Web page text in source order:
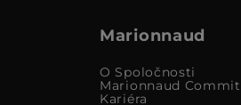
Marionnaud
O Spoločnosti
Marionnaud
Kariéra